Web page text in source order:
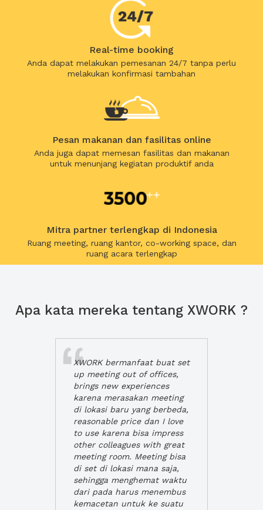
Real-time booking
Anda dapat melakukan pemesanan 24/7 tanpa perlu
melakukan konfirmasi tambahan
Pesan makanan dan fasilitas online
Anda juga dapat memesan fasilitas dan makanan
untuk menunjang kegiatan produktif anda
Mitra partner terlengkap di Indonesia
Ruang meeting, ruang kantor, co-working space, dan
ruang acara terlengkap
Apa kata mereka tentang XWORK ?
XWORK bermanfaat buat set
up meeting out of offices,
brings new experiences
karena merasakan meeting
di lokasi baru yang berbeda,
reasonable price dan I love
to use karena bisa impress
other colleagues with great
meeting room. Meeting bisa
di set di lokasi mana saja,
sehingga menghemat waktu
dari pada harus menembus
kemacetan untuk ke suatu